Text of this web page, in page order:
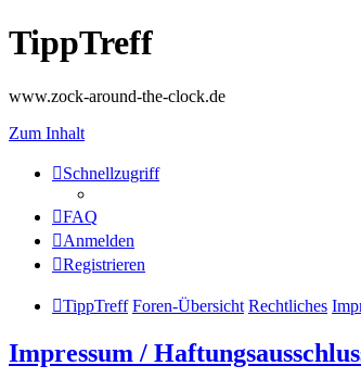
TippTreff
www.zock-around-the-clock.de
Zum Inhalt
Schnellzugriff
FAQ
Anmelden
Registrieren
TippTreff Foren-Übersicht Rechtliches
Impressum /